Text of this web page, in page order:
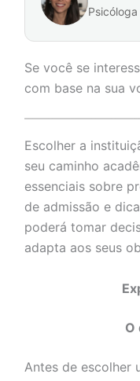
Se você se
com base na sua
Escolher a
seu caminho
essenciais sobre
de admissão e
poderá tomar
adapta aos seus
O
Antes de escolher